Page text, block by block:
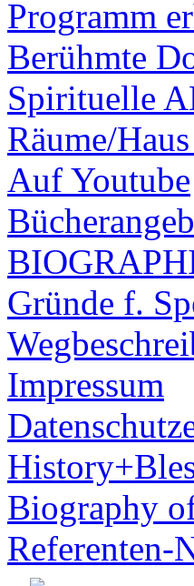
Programm
Berühmte
Spirituelle
Räume/
Auf Youtube
Gründe f.
Impressum
Biography
Referenten-